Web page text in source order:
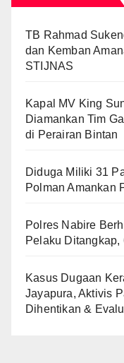
TB Rahmad
dan Kemban
STIJNAS
Kapal MV King
Diamankan Tim
di Perairan Bintan
Diduga Miliki 31
Polman Amankan
Polres Nabire
Pelaku
Kasus Dugaan
Jayapura, Aktivis
Dihentikan &